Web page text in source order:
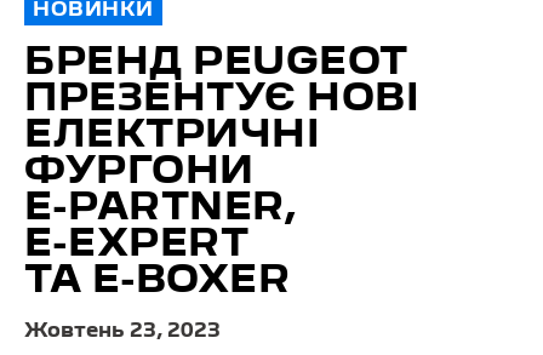
НОВИНКИ
БРЕНД PEUGEOT
ПРЕЗЕНТУЄ НОВІ
ЕЛЕКТРИЧНІ
ФУРГОНИ
E⁠-⁠PARTNER,
E⁠-⁠EXPERT
ТА E⁠-⁠BOXER
Жовтень 23, 2023